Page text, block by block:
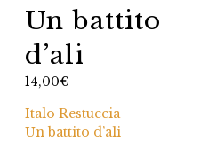
Un battito
d’ali
14,00€
Italo Restuccia
Un battito d’ali